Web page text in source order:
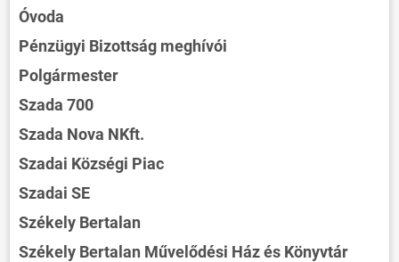
Óvoda
Pénzügyi Bizottság meghívói
Polgármester
Szada 700
Szada Nova NKft.
Szadai Községi Piac
Szadai SE
Székely Bertalan
Székely Bertalan Művelődési Ház és Könyvtár